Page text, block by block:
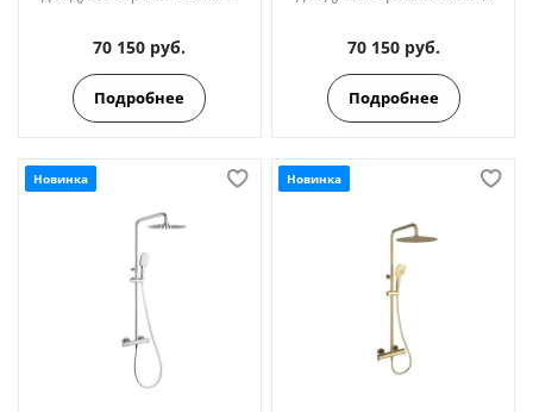
BLAUTHERM
941512RK300OC золото
70 150 руб.
Подробнее
BLAUTHERM
941512RK300CUC медь
70 150 руб.
Подробнее
Новинка Новинка